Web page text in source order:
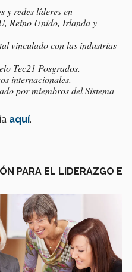
y redes líderes en
Reino Unido, Irlanda y
vinculado con las industrias
Tec21 Posgrados.
internacionales.
por miembros del Sistema
aquí.
PARA EL LIDERAZGO E